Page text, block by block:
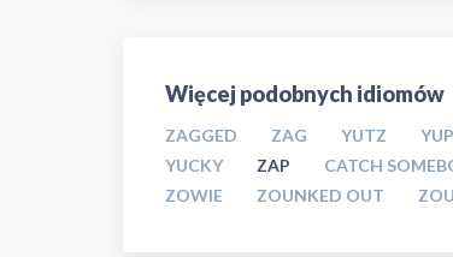
Więcej podobnych idiomów
ZAGGED ZAG YUTZ
YUCKY
ZAP CATCH
ZOWIE
ZOUNKED OUT